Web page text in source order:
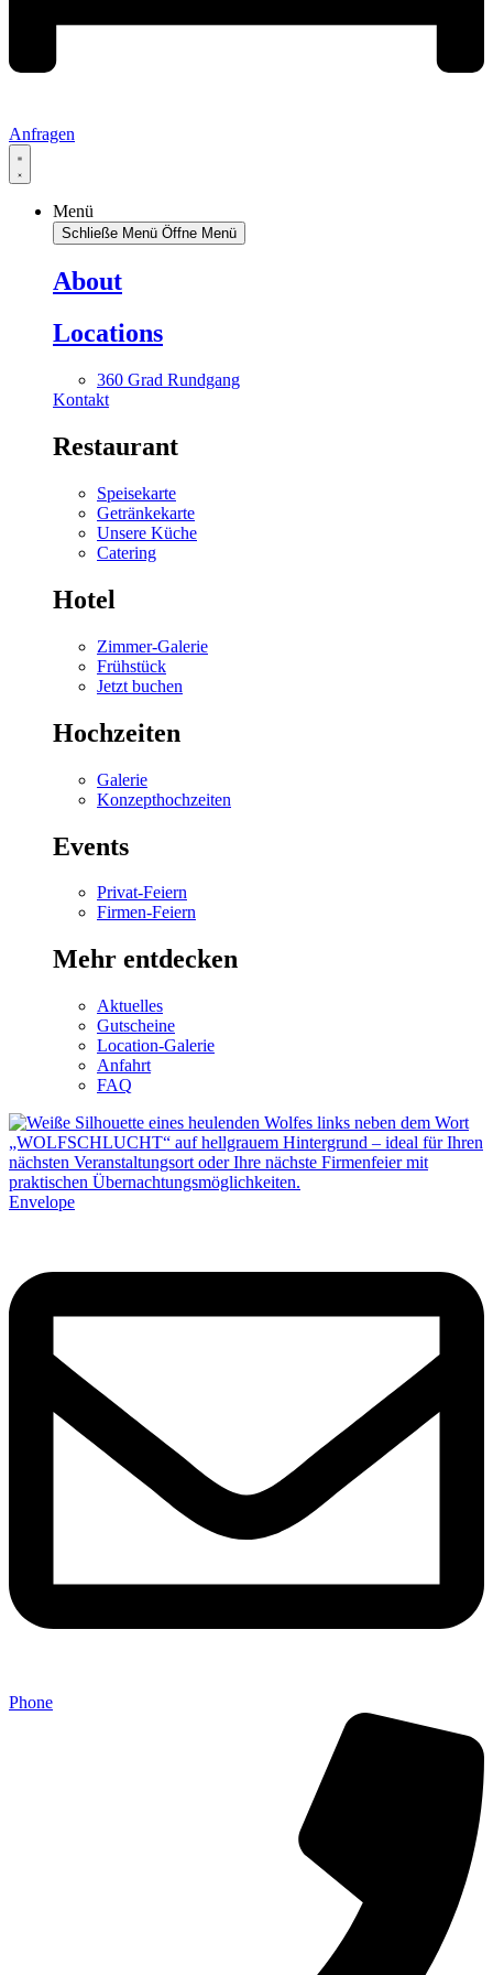
Anfragen
Menü
Schließe Menü Öffne Menü
About
Locations
360 Grad Rundgang
Kontakt
Restaurant
Speisekarte
Getränkekarte
Unsere Küche
Catering
Hotel
Zimmer-Galerie
Frühstück
Jetzt buchen
Hochzeiten
Galerie
Konzepthochzeiten
Events
Privat-Feiern
Firmen-Feiern
Mehr entdecken
Aktuelles
Gutscheine
Location-Galerie
Anfahrt
FAQ
Envelope
Phone